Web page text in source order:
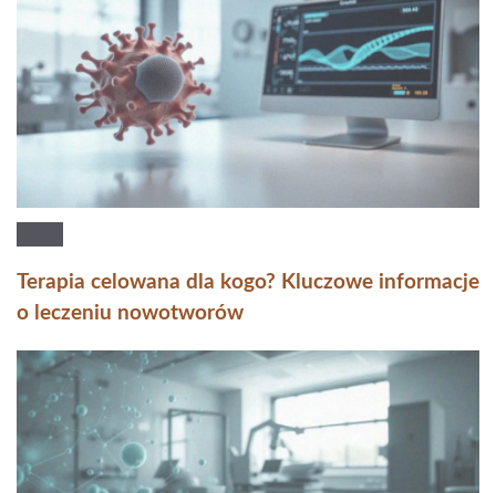
Terapia celowana dla kogo? Kluczowe informacje
o leczeniu nowotworów